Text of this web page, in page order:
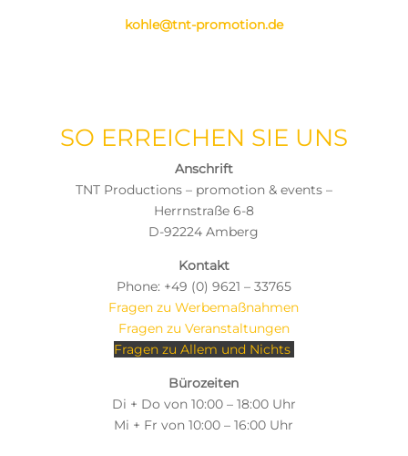
kohle@tnt-promotion.de
SO ERREICHEN SIE UNS
Anschrift
TNT Productions – promotion & events –
Herrnstraße 6-8
D-92224 Amberg
Kontakt
Phone: +49 (0) 9621 – 33765
Fragen zu Werbemaßnahmen
Fragen zu Veranstaltungen
Fragen zu Allem und Nichts
Bürozeiten
Di + Do von 10:00 – 18:00 Uhr
Mi + Fr von 10:00 – 16:00 Uhr